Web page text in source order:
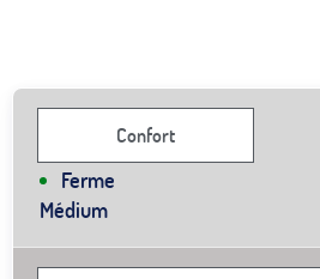
Confort
Ferme
Médium